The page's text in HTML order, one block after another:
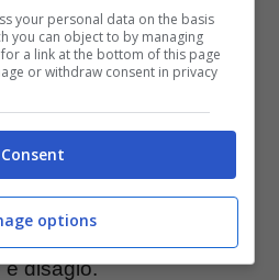
di infortuni e problemi
piegata che spesso
la pedalata può
dei muscoli e
zona lombare e pelvica,
e disagio.
your personal data on the basis
you can object to by managing
a link at the bottom of this page
or withdraw consent in privacy
Consent
options